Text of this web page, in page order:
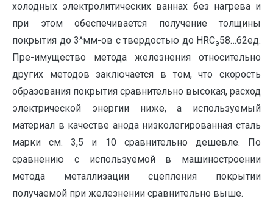
холодных электролитических ваннах без нагрева и
при этом обеспечивается получение толщины
покрытия до 3хмм-ов с твердостью до HRCэ58…62ед.
Пре-имущество метода железнения относительно
других методов заключается в том, что скорость
образования покрытия сравнительно высокая, расход
электрической энергии ниже, а используемый
материал в качестве анода низколегированная сталь
марки см. 3,5 и 10 сравнительно дешевле. По
сравнению с используемой в машиностроении
метода металлизации сцепления покрытии
получаемой при железнении сравнительно выше.